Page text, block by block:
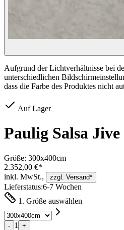
Aufgrund der Lichtverhältnisse bei
unterschiedlichen
dass die Farbe des Produktes nicht
Auf Lager
Paulig Salsa
Größe: 300x400cm
2.352,00 €*
inkl. MwSt.,
zzgl. Versand*
Lieferstatus:6-7 Wochen
1. Größe auswählen
- 1 +